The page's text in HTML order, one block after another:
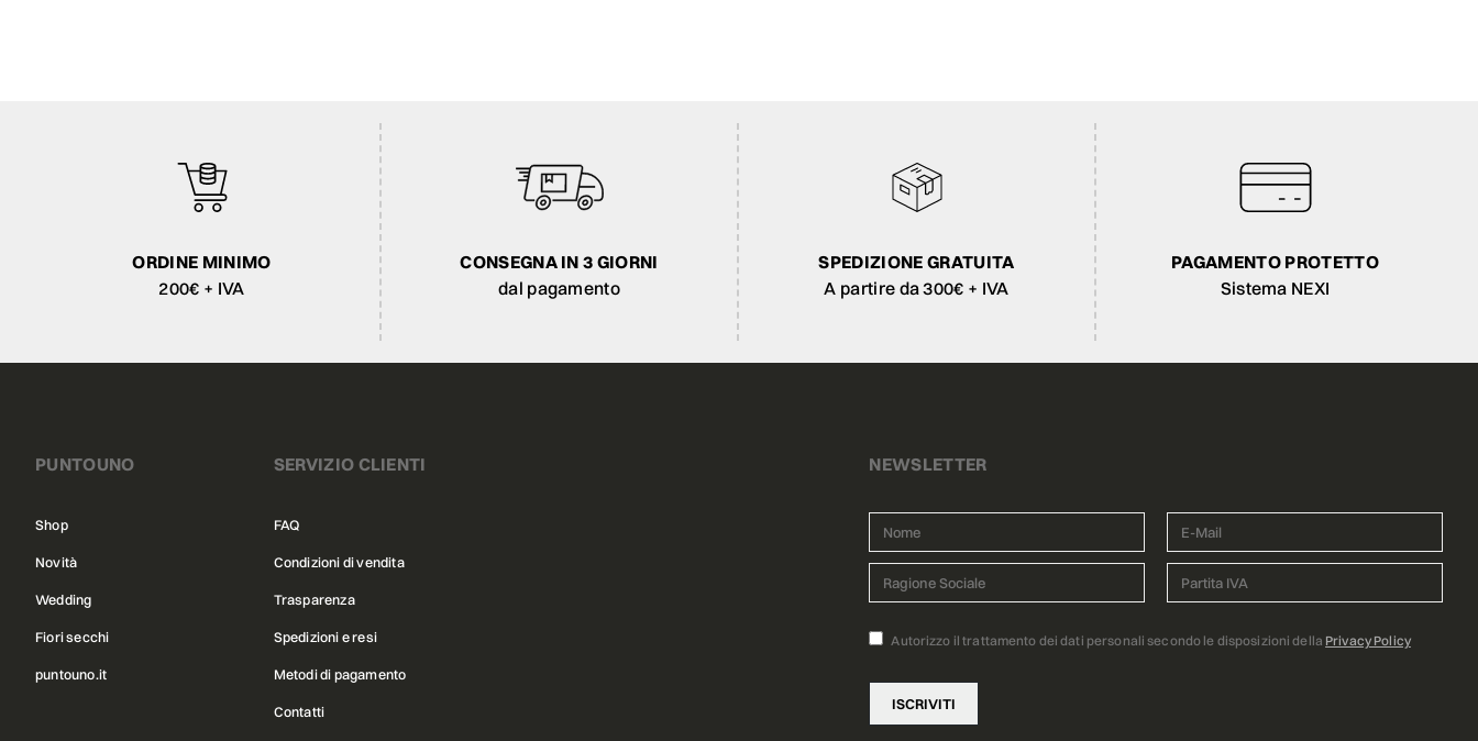
ORDINE MINIMO
200€ + IVA
CONSEGNA IN 3 GIORNI
dal pagamento
SPEDIZIONE GRATUITA
A partire da 300€ + IVA
PAGAMENTO PROTETTO
Sistema NEXI
PUNTOUNO
Shop
Novità
Wedding
Fiori secchi
puntouno.it
SERVIZIO CLIENTI
FAQ
Condizioni di vendita
Trasparenza
Spedizioni e resi
Metodi di pagamento
Contatti
NEWSLETTER
Autorizzo il trattamento dei dati personali secondo le disposizioni della Privacy Policy